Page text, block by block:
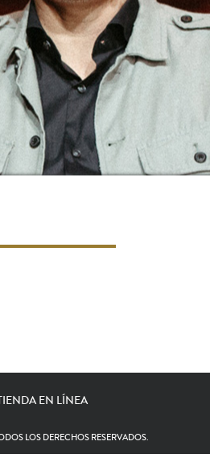
EN LÍNEA
LOS DERECHOS RESERVADOS.